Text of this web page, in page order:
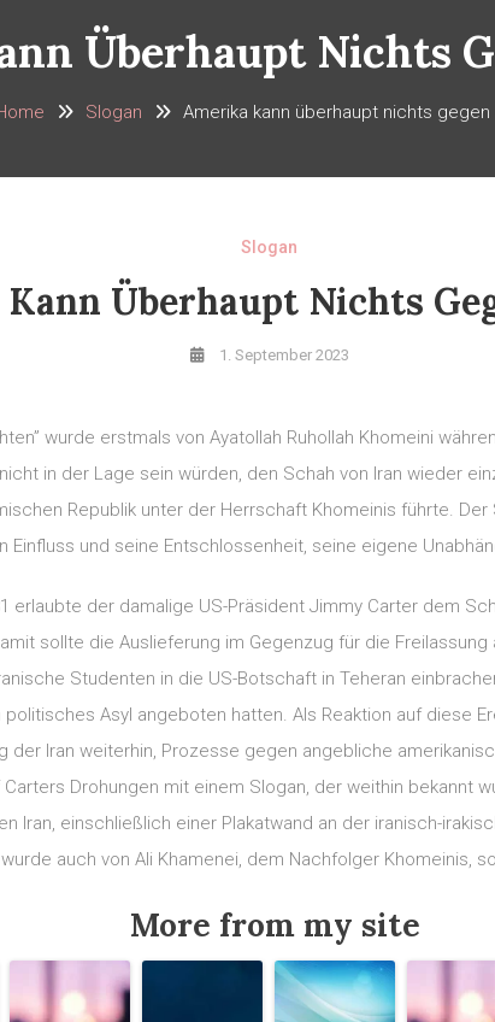
Überhaupt Nichts
Slogan Amerika kann überhaupt nichts gegen
Slogan
Überhaupt Nichts
1. September 2023
wurde erstmals von Ayatollah Ruhollah Khomeini
in der Lage sein würden, den Schah von Iran wieder
Republik unter der Herrschaft Khomeinis führte.
Einfluss und seine Entschlossenheit, seine eigene
erlaubte der damalige US-Präsident Jimmy Carter dem
sollte die Auslieferung im Gegenzug für die
Studenten in die US-Botschaft in Teheran
Asyl angeboten hatten. Als Reaktion auf diese
der Iran weiterhin, Prozesse gegen angebliche
Drohungen mit einem Slogan, der weithin bekannt
Iran, einschließlich einer Plakatwand an der iranisch-
auch von Ali Khamenei, dem Nachfolger Khomeinis,
More from my site